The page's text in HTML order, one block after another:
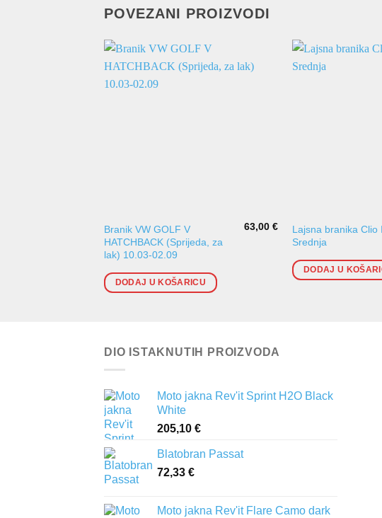
POVEZANI PROIZVODI
Branik VW GOLF V
HATCHBACK (Sprijeda, za
lak) 10.03-02.09
63,00€
DODAJ U KOŠARICU
Lajsna branika Clio
Srednja
DODAJ U
DIO ISTAKNUTIH PROIZVODA
Moto jakna Rev'it Sprint H2O Black
White
205,10 €
Blatobran Passat
72,33 €
Moto jakna Rev'it Flare Camo dark